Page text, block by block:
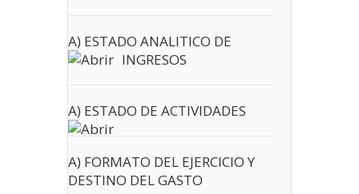
A) ESTADO ANALITICO DE
INGRESOS
A) ESTADO DE ACTIVIDADES
A) FORMATO DEL EJERCICIO Y
DESTINO DEL GASTO